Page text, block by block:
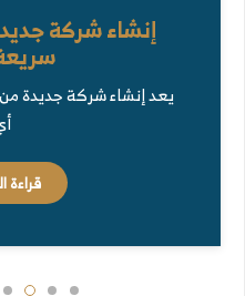
إنشاء شركة
يعد إنشاء شركة جديدة
قراءة